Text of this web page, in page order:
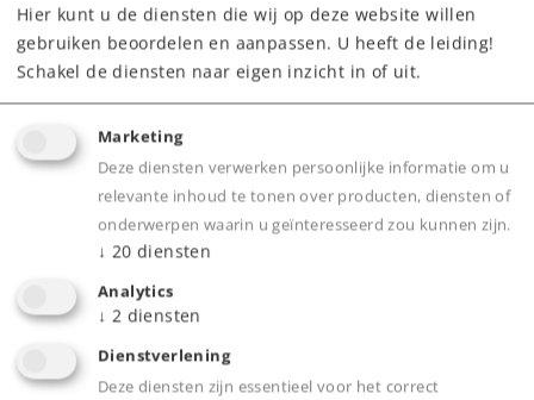
Downloads
Highlights
Klokankermotor.
Hier kunt u de diensten die wij op deze website willen
gebruiken beoordelen en aanpassen. U heeft de leiding!
Schakel de diensten naar eigen inzicht in of uit.
Marketing
Deze diensten verwerken persoonlijke informatie om u
relevante inhoud te tonen over producten, diensten of
onderwerpen waarin u geïnteresseerd zou kunnen zijn.
↓ 20 diensten
Analytics
↓ 2 diensten
Dienstverlening
Deze diensten zijn essentieel voor het correct